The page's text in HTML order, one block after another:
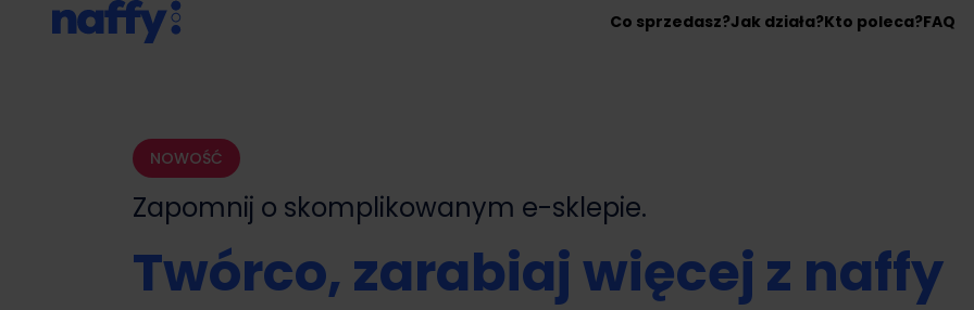
Co sprzedasz?Jak działa?Kto poleca?FAQ
NOWOŚĆ
Zapomnij o skomplikowanym e-sklepie.
Twórco, zarabiaj więcej z naffy